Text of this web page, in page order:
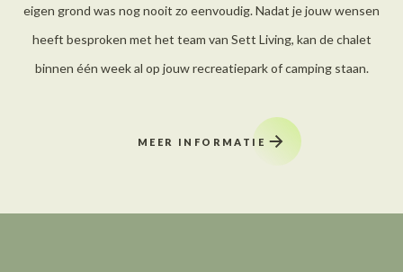
eigen grond was nog nooit zo eenvoudig. Nadat je jouw wensen
heeft besproken met het team van Sett Living, kan de chalet
binnen één week al op jouw recreatiepark of camping staan.
MEER INFORMATIE